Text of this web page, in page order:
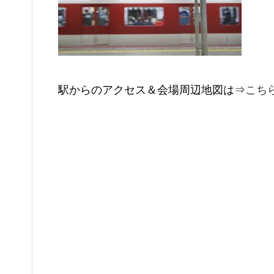
駅からのアクセス＆会場周辺地図は⇒こち